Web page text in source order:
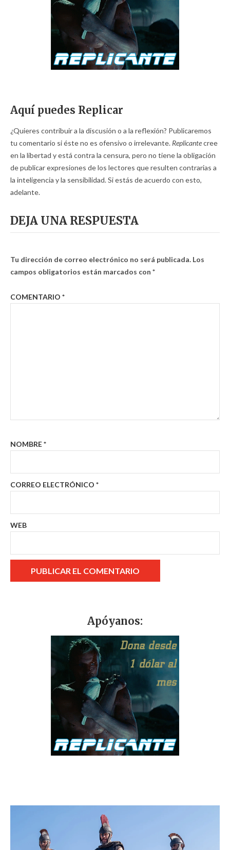
Aquí puedes Replicar
¿Quieres contribuir a la discusión o a la reflexión? Publicaremos
tu comentario si éste no es ofensivo o irrelevante. Replicantecree
en la libertad y está contra la censura, pero no tiene la obligación
de publicar expresiones de los lectores que resulten contrarias a
la inteligencia y la sensibilidad. Si estás de acuerdo con esto,
adelante.
DEJA UNA RESPUESTA
Tu dirección de correo electrónico no será publicada. Los
campos obligatorios están marcados con *
COMENTARIO *
NOMBRE*
CORREO ELECTRÓNICO *
WEB
Apóyanos: